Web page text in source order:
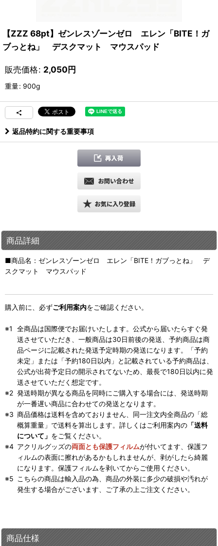
【ZZZ 68pt】ゼンレスゾーンゼロ エレン「BITE！ガ
ブっとね」 デスクマット マウスパッド
販売価格: 2,050円
重量: 900g
返品特約に関する重要事項
商品詳細
■商品名：ゼンレスゾーンゼロ エレン「BITE！ガブっとね」 デ
スクマット マウスパッド
購入前に、必ずご利用案内をご確認ください。
全商品は国際便でお届けいたします。公式から届いたらすぐ発
送させていただき、一般商品は30日前後の発送、予約商品は商
品ページに記載された発送予定時期の発送になります。「予約
未定」または「予約180日以内」と記載されている予約商品は、
公式が出荷予定日の開示されてないため、最長で180日以内に発
送させていただく想定です。
発送時期が異なる商品を同時にご購入する場合には、発送時期
が一番遅い商品に合わせての発送となります。
商品価格は送料を含めておりません、同一注文内全商品の「総
概算重量」で送料を算出します。詳しくはご利用案内の 「送料
について」 をご覧ください。
アクリルグッズの両面とも保護フィルムが付いてます、保護フ
ィルムの表面に擦れがあるかもしれませんが、剥がしたら綺麗
になります。保護フィルムを剥いてからご使用ください。
こちらの商品は輸入品の為、商品の外装に多少の破損や汚れが
発生する場合がございます、ご了承の上ご注文ください。
商品仕様